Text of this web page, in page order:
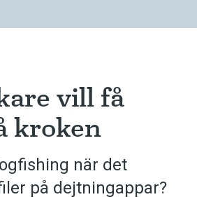
vill få
kroken
när det
på dejtningappar?